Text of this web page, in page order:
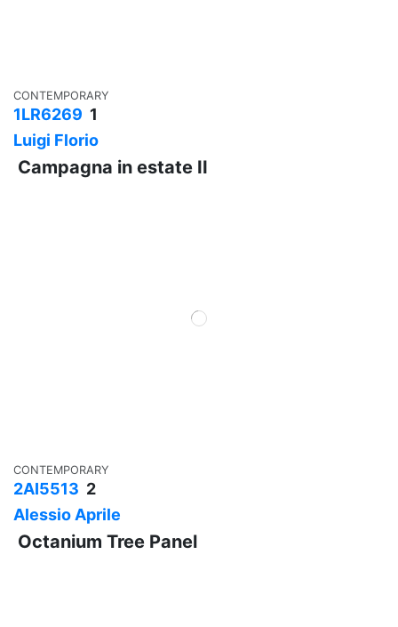
CONTEMPORARY
1LR6269 1
Luigi Florio
Campagna in estate II
CONTEMPORARY
2AI5513 2
Alessio Aprile
Octanium Tree Panel